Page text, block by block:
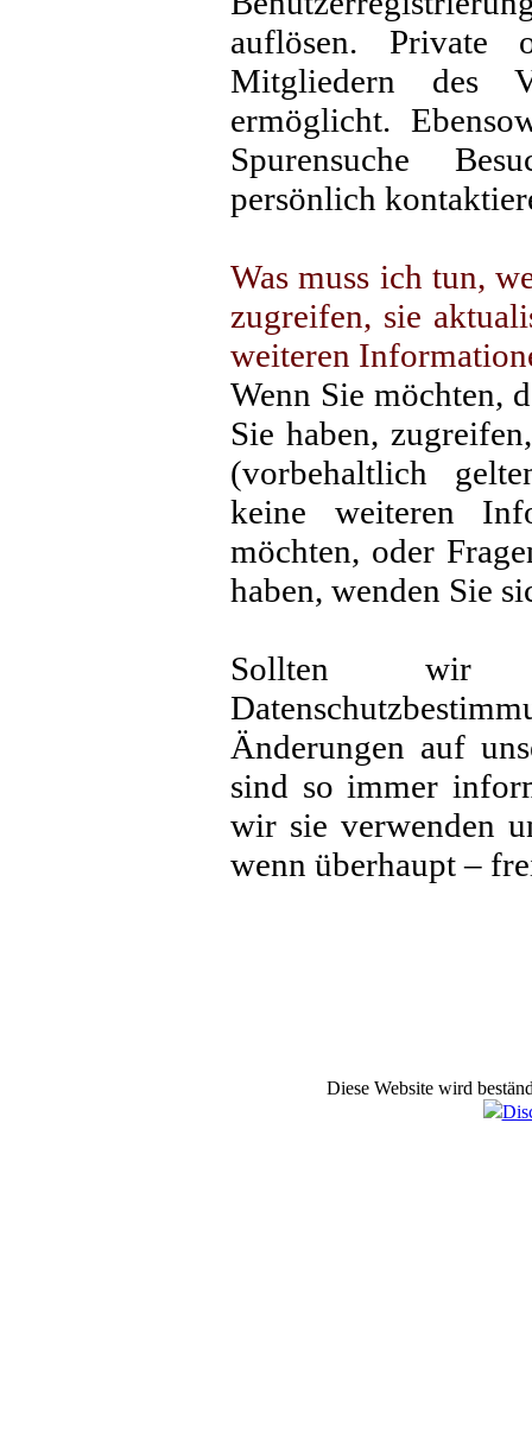
auflösen. Private
Mitgliedern des
ermöglicht.
Spurensuche
persönlich
Was muss ich tun,
zugreifen, sie
weiteren
Wenn Sie möchten,
Sie haben,
(vorbehaltlich
keine weiteren
möchten, oder
haben, wenden Sie
Sollten wir
Änderungen auf
sind so immer
wir sie verwenden
wenn überhaupt –
Diese Website wird